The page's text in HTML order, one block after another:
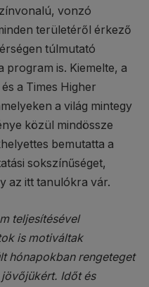
vonzó
területéről érkező
túlmutató
program is. Kiemelte, a
a Times Higher
a világ mintegy
közül mindössze
bemutatta a
sokszínűséget,
az itt tanulókra vár.
teljesítésével
is motiváltak
hónapokban rengeteget
Időt és